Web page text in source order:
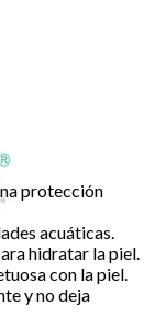
protección
acuáticas.
hidratar la piel.
con la piel.
y no deja